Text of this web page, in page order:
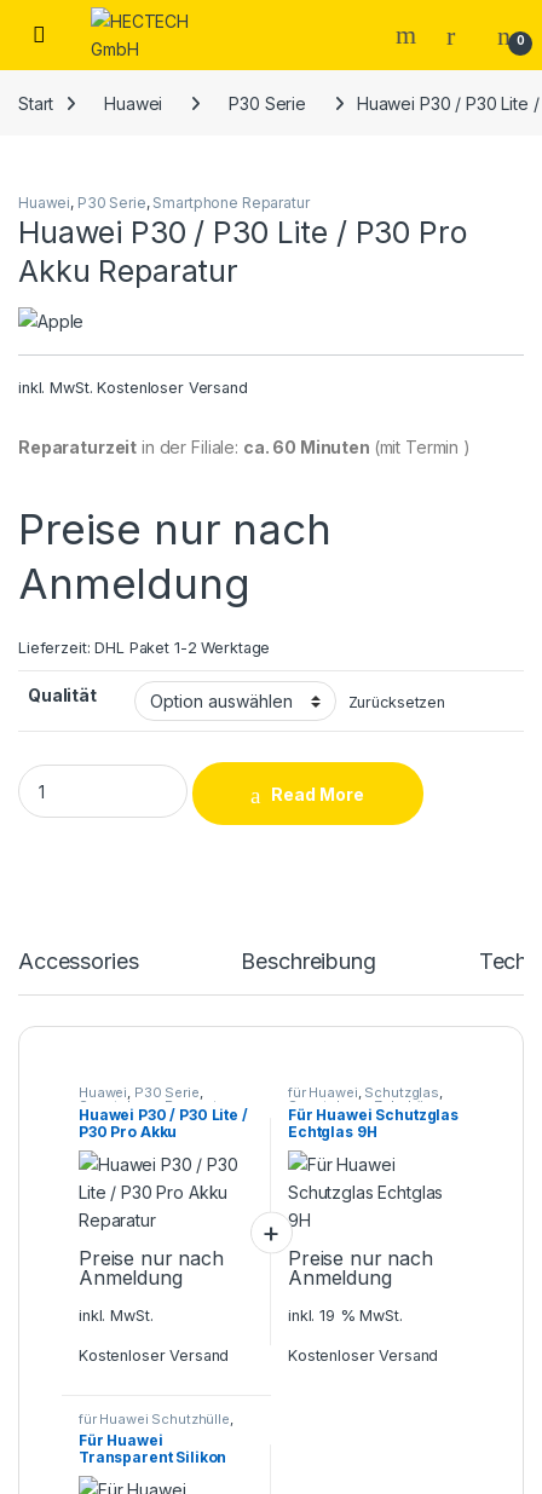
Open 0
Start Huawei P30 Serie Huawei P30 / P30 Lite
Huawei, P30 Serie, Smartphone Reparatur
Huawei P30 / P30 Lite / P30 Pro
Akku Reparatur
inkl. MwSt. Kostenloser Versand
Reparaturzeit in der Filiale: ca. 60 Minuten (mit Termin )
Preise nur nach
Anmeldung
Lieferzeit:DHL Paket 1-2 Werktage
Qualität Zurücksetzen
Huawei P30 / P30 Lite / P30 Pro Akku Reparatur quantity
Read More
Accessories Beschreibung
Huawei, P30 Serie,
Smartphone Reparatur
Huawei P30 / P30 Lite /
P30 Pro Akku
Reparatur
Preise nur nach
Anmeldung
inkl. MwSt.
Kostenloser Versand
für Huawei, Schutzglas,
Smartphone Zubehör
Für Huawei Schutzglas
Echtglas 9H
Preise nur nach
Anmeldung
inkl. 19 % MwSt.
Kostenloser Versand
für Huawei Schutzhülle
Schutzhüllen
Smartphone Zubehör
Für Huawei
Transparent Silikon
Hülle